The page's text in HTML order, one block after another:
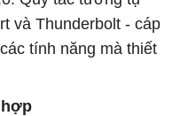
và Thunderbolt - cáp
tính năng mà thiết